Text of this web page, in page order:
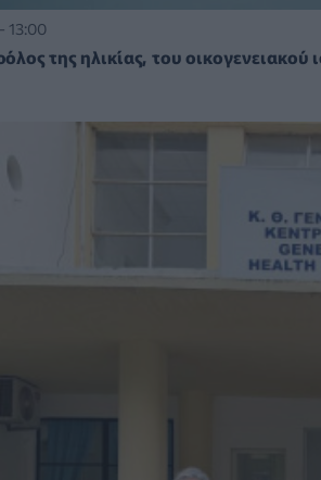
13:00
της ηλικίας, του οικογενειακού